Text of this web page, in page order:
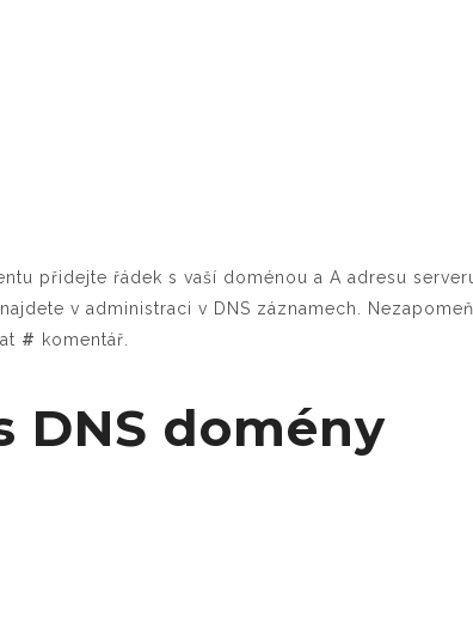
přidejte řádek s vaší doménou a A adresu
v administraci v DNS záznamech.
# komentář.
DNS domény